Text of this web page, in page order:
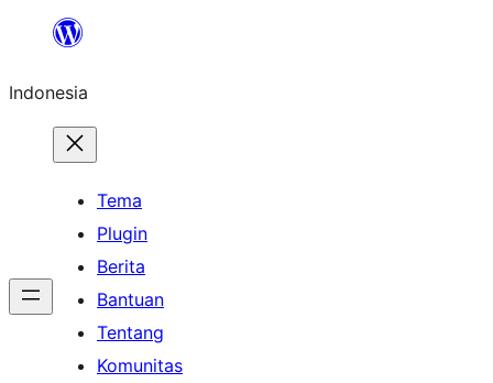
Lewati
konten
Indonesia
Tema
Plugin
Berita
Bantuan
Tentang
Komunitas